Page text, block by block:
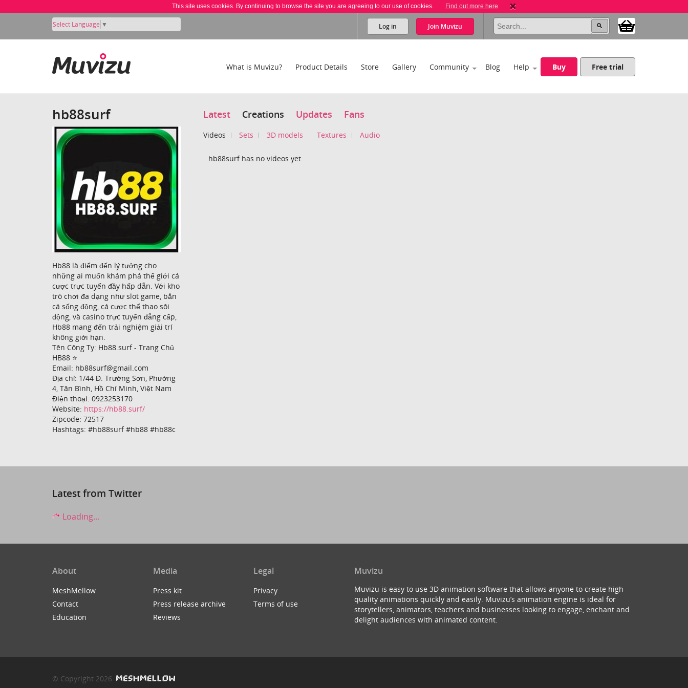
This site uses cookies. By continuing to browse the site you are agreeing to our use of cookies. Find out more here
Select Language ▼ Log in Join Muvizu
What is Muvizu? Product Details Store Gallery Community Blog Help Buy Free trial
hb88surf
Hb88 là điểm đến lý tưởng cho
những ai muốn khám phá thế giới cá
cược trực tuyến đầy hấp dẫn. Với kho
trò chơi đa dạng như slot game, bắn
cá sống động, cá cược thể thao sôi
động, và casino trực tuyến đẳng cấp,
Hb88 mang đến trải nghiệm giải trí
không giới hạn.
Tên Công Ty: Hb88.surf - Trang Chủ
HB88 ⭐️
Email: hb88surf@gmail.com
Địa chỉ: 1/44 Đ. Trường Sơn, Phường
4, Tân Bình, Hồ Chí Minh, Việt Nam
Điện thoại: 0923253170
Website: https://hb88.surf/
Zipcode: 72517
Hashtags: #hb88surf #hb88 #hb88c
Latest Creations Updates Fans
Videos Sets 3D models Textures Audio
hb88surf has no videos yet.
Latest from Twitter
Loading...
About
MeshMellow
Contact
Education
Media
Press kit
Press release archive
Reviews
Legal
Privacy
Terms of use
Muvizu
Muvizu is easy to use 3D animation software that allows anyone to create high
quality animations quickly and easily. Muvizu’s animation engine is ideal for
storytellers, animators, teachers and businesses looking to engage, enchant and
delight audiences with animated content.
© Copyright 2026